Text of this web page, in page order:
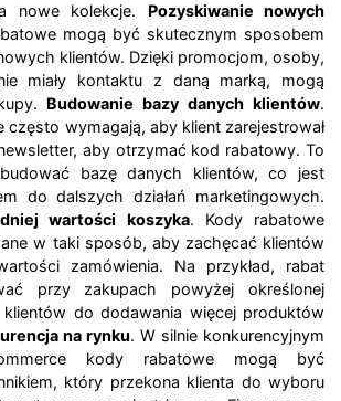
nowe kolekcje. Pozyskiwanie nowych
mogą być skutecznym sposobem
klientów. Dzięki promocjom, osoby,
miały kontaktu z daną marką, mogą
Budowanie bazy danych klientów.
często wymagają, aby klient zarejestrował
aby otrzymać kod rabatowy. To
bazę danych klientów, co jest
do dalszych działań marketingowych.
wartości koszyka. Kody rabatowe
w taki sposób, aby zachęcać klientów
zamówienia. Na przykład, rabat
przy zakupach powyżej określonej
klientów do dodawania więcej produktów
na rynku. W silnie konkurencyjnym
kody rabatowe mogą być
który przekona klienta do wyboru